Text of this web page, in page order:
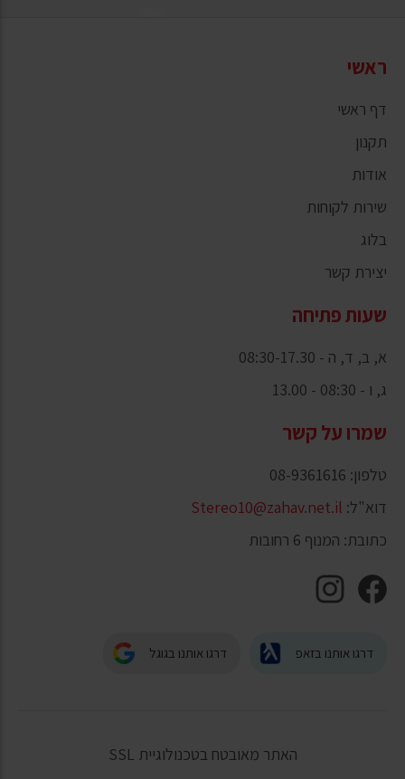
ראשי
דף ראשי
תקנון
אודות
שירות לקוחות
בלוג
יצירת קשר
שעות פתיחה
א, ב, ד, ה - 08:30-17.30
ג, ו - 08:30 - 13.00
שמרו על קשר
טלפון: 08-9361616
דוא"ל: Stereo10@zahav.net.il
כתובת: המנוף 6 רחובות
דרגו אותנו בזאפ דרגו אותנו בגוגל
האתר מאובטח בטכנולוגיית SSL